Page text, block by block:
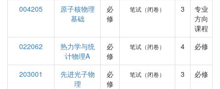
004205
原子核物理
基础
必
修
笔试（闭卷） 3
专业
方向
课程
022062
热力学与统
计物理A
必
修
笔试（闭卷） 4 必修
203001
先进光子物
理
必
修
笔试（闭卷） 3 必修